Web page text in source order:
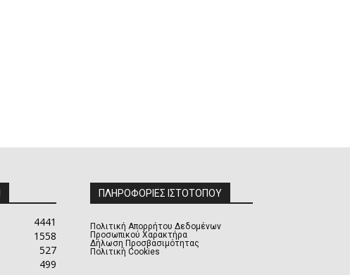
4441
1558
527
499
ΠΛΗΡΟΦΟΡΙΕΣ ΙΣΤΟΤΟΠΟΥ
Πολιτική Απορρήτου Δεδομένων
Προσωπικού Χαρακτήρα
Δήλωση Προσβασιμότητας
Πολιτική Cookies